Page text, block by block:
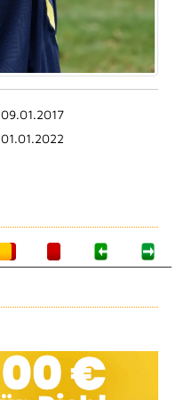
09.01.2017
01.01.2022